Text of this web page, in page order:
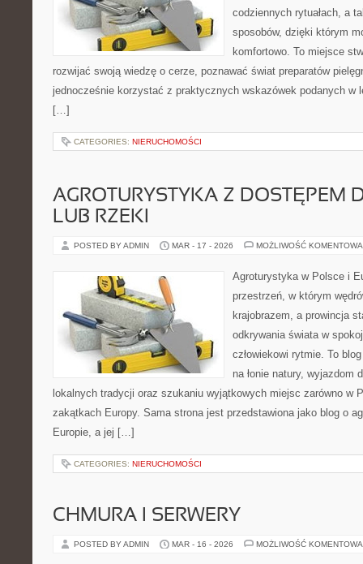
codziennych rytuałach, a
sposobów, dzięki którym
komfortowo. To miejsce
rozwijać swoją wiedzę o cerze, poznawać świat preparatów
jednocześnie korzystać z praktycznych wskazówek podanych w
[…]
CATEGORIES: NIERUCHOMOŚCI
AGROTURYSTYKA Z DOSTĘPEM
LUB RZEKI
POSTED BY ADMIN MAR - 17 - 2026 MOŻLIWOŚĆ
Agroturystyka w Polsce i
przestrzeń, w którym
krajobrazem, a prowincja
odkrywania świata w
człowiekowi rytmie. To
na łonie natury, wyjazdom
lokalnych tradycji oraz szukaniu wyjątkowych miejsc zarówno w
zakątkach Europy. Sama strona jest przedstawiona jako blog o
Europie, a jej […]
CATEGORIES: NIERUCHOMOŚCI
CHMURA I SERWERY
POSTED BY ADMIN MAR - 16 - 2026 MOŻLIWOŚĆ